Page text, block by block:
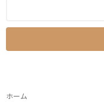
ホーム